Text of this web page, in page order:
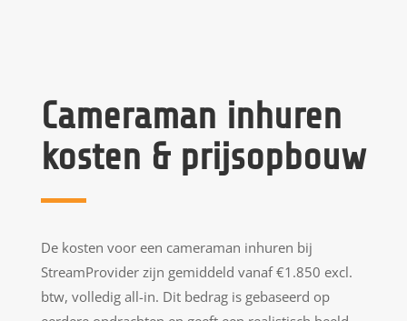
Cameraman inhuren
kosten & prijsopbouw
De kosten voor een cameraman inhuren bij
StreamProvider zijn gemiddeld vanaf €1.850 excl.
btw, volledig all-in. Dit bedrag is gebaseerd op